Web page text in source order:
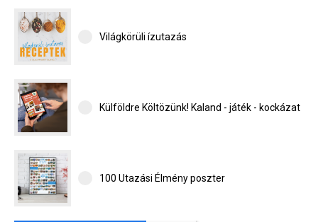
Világkörüli ízutazás
Külföldre Költözünk! Kaland - játék - kockázat
100 Utazási Élmény poszter